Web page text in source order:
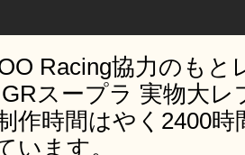
Racing協力のも
GRスープラ 実物大
作時間はやく2400
います。